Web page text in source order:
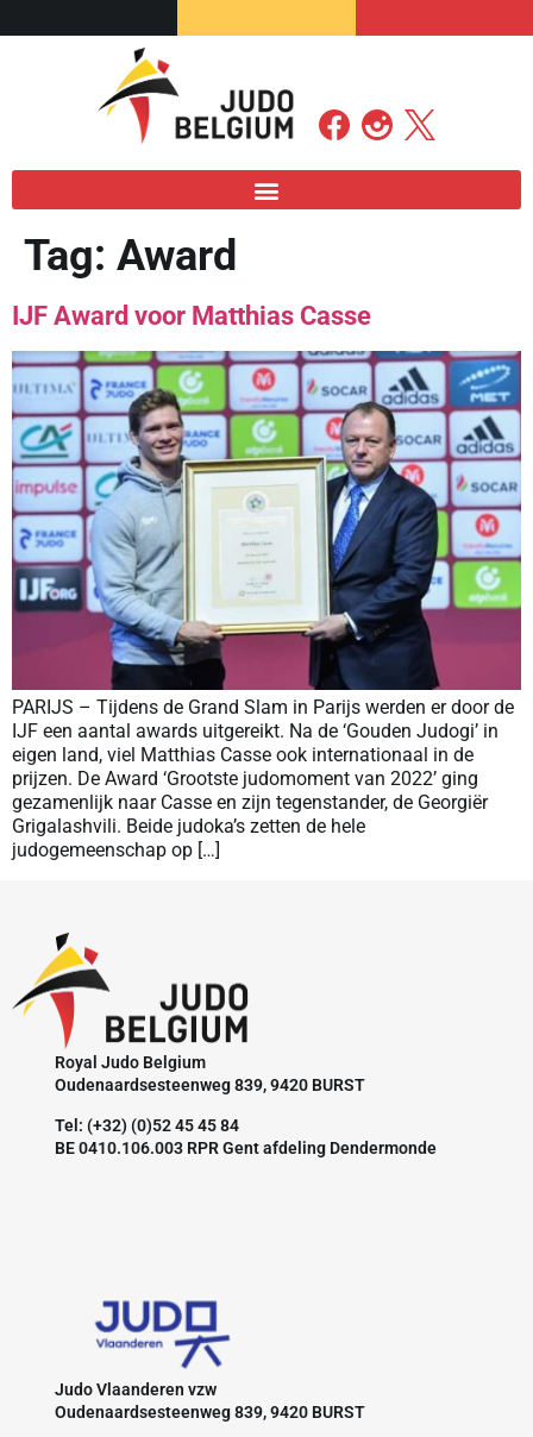
Tag: Award
IJF Award voor Matthias Casse
PARIJS – Tijdens de Grand Slam in Parijs werden er door de
IJF een aantal awards uitgereikt. Na de ‘Gouden Judogi’ in
eigen land, viel Matthias Casse ook internationaal in de
prijzen. De Award ‘Grootste judomoment van 2022’ ging
gezamenlijk naar Casse en zijn tegenstander, de Georgiër
Grigalashvili. Beide judoka’s zetten de hele
judogemeenschap op […]
Royal Judo Belgium
Oudenaardsesteenweg 839, 9420 BURST
Tel: (+32) (0)52 45 45 84
BE 0410.106.003 RPR Gent afdeling Dendermonde
Judo Vlaanderen vzw
Oudenaardsesteenweg 839, 9420 BURST